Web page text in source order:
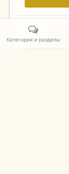
Уже
Категории и разделы